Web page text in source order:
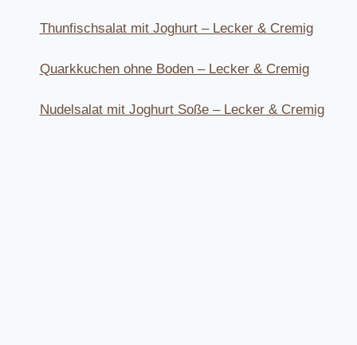
Thunfischsalat mit Joghurt – Lecker & Cremig
Quarkkuchen ohne Boden – Lecker & Cremig
Nudelsalat mit Joghurt Soße – Lecker & Cremig